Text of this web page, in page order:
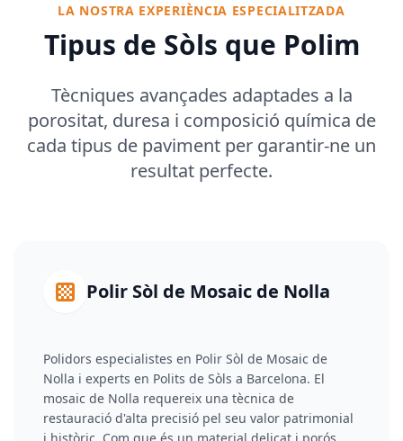
LA NOSTRA EXPERIÈNCIA ESPECIALITZADA
Tipus de Sòls que Polim
Tècniques avançades adaptades a la
porositat, duresa i composició química de
cada tipus de paviment per garantir-ne un
resultat perfecte.
Polir Sòl de Mosaic de Nolla
Polidors especialistes en Polir Sòl de Mosaic de
Nolla i experts en Polits de Sòls a Barcelona. El
mosaic de Nolla requereix una tècnica de
restauració d'alta precisió pel seu valor patrimonial
i històric. Com que és un material delicat i porós,